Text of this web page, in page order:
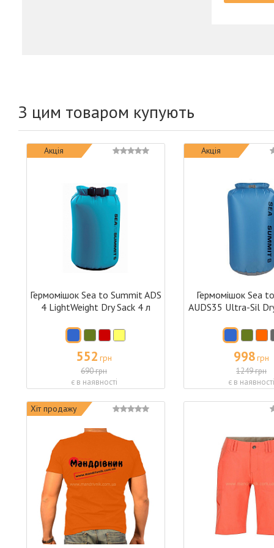
З цим товаром купують
Акція
Гермомішок Sea to Summit ADS
4 LightWeight Dry Sack 4 л
552 грн
690 грн
є в наявності
Акція
Гермомішок Sea
AUDS35 Ultra-Sil
998грн
1249 грн
є в наявності
Хіт продажу